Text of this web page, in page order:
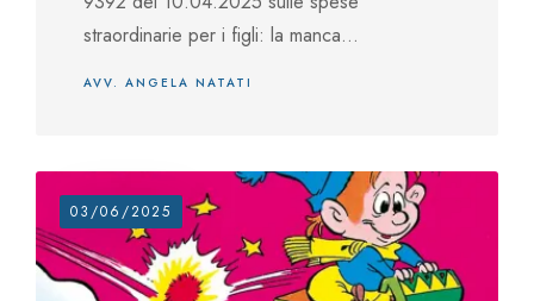
straordinarie per i figli: la manca...
AVV. ANGELA NATATI
03/06/2025